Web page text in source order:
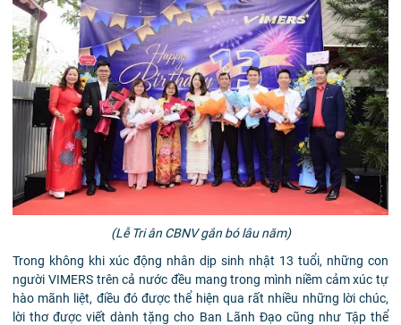
(Lễ Tri ân CBNV gắn bó lâu năm)
Trong không khi xúc động nhân dịp sinh nhật 13 tuổi, những con
người VIMERS trên cả nước đều mang trong mình niềm cảm xúc tự
hào mãnh liệt, điều đó được thể hiện qua rất nhiều những lời chúc,
lời thơ được viết dành tặng cho Ban Lãnh Đạo cũng như Tập thể